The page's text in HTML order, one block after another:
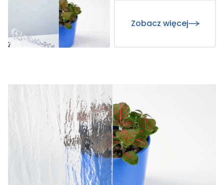
Zobacz więcej